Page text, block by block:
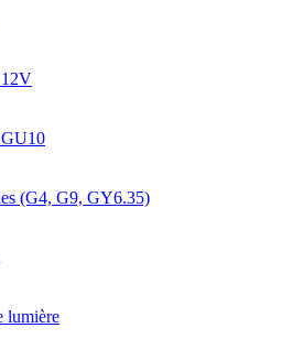
12V
(G4, G9, GY6.35)
lumière